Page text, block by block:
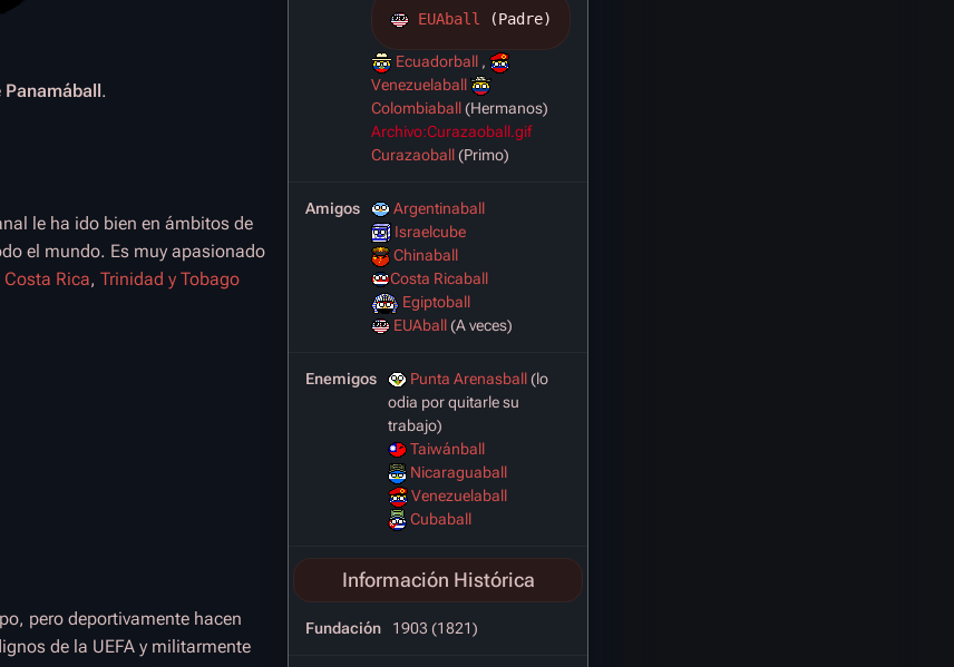
EUAball (Padre)
Ecuadorball ,
Venezuelaball
Colombiaball(Hermanos)
Archivo:Curazaoball.gif
Curazaoball(Primo)
Amigos
Argentinaball
Israelcube
Chinaball
Costa Ricaball
Egiptoball
EUAball(A veces)
Enemigos Punta Arenasball(lo
odia por quitarle su
trabajo)
Taiwánball
Nicaraguaball
Venezuelaball
Cubaball
Información Histórica
Fundación 1903 (1821)
Panamáball.
le ha ido bien en ámbitos de
el mundo. Es muy apasionado
Costa Rica, Trinidad y Tobago
pero deportivamente hacen
de la UEFA y militarmente